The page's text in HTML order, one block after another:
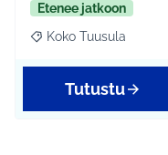
Etenee jatkoon
Rajaa tulokset
Koko Tuusula
Tutustu